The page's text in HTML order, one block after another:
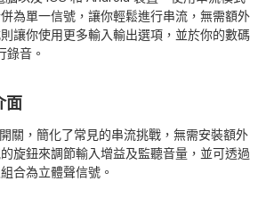
為單一信號，讓你輕鬆進行串流，無需額外
讓你使用更多輸入輸出選項，並於你的數碼
錄音。
面
關，簡化了常見的串流挑戰，無需安裝額外
旋鈕來調節輸入增益及監聽音量，並可透過
合為立體聲信號。